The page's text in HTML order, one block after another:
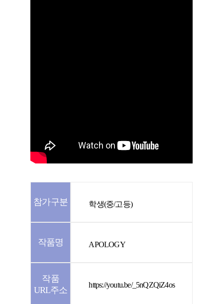
참가구분 학생(중/고등)
작품명 APOLOGY
작품
URL주소
https://youtu.be/_5nQZQiZ4os